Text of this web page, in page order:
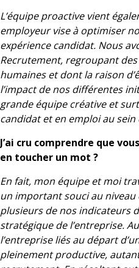
L’équipe proactive vient
employeur vise à optimiser
expérience candidat. Nous
Recrutement, regroupant
humaines et dont la raison
l’impact de nos différentes
grande équipe créative et
candidat et en emploi au sein
J’ai cru comprendre que
en toucher un mot ?
En fait, mon équipe et moi
un important souci au niveau
plusieurs de nos indicateurs
stratégique de l’entreprise.
l’entreprise liés au départ
pleinement productive,